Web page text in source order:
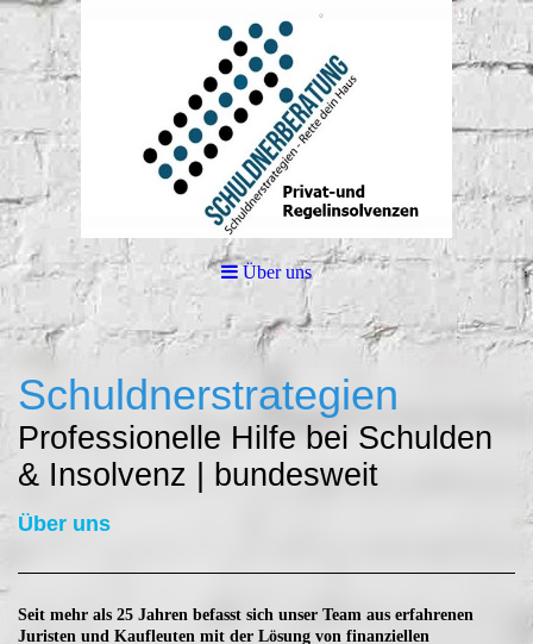
Über uns
Schuldnerstrategien
Professionelle Hilfe bei Schulden
& Insolvenz | bundesweit
Über uns
Seit mehr als 25 Jahren befasst sich unser Team aus erfahrenen
Juristen und Kaufleuten mit der Lösung von finanziellen